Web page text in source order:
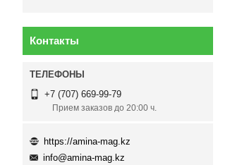
Контакты
+7 (707) 669-99-79
Прием заказов до 20:00 ч.
https://amina-mag.kz
info@amina-mag.kz